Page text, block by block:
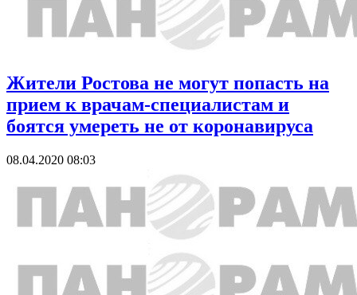
Жители Ростова не могут попасть на
прием к врачам-специалистам и
боятся умереть не от коронавируса
08.04.2020 08:03